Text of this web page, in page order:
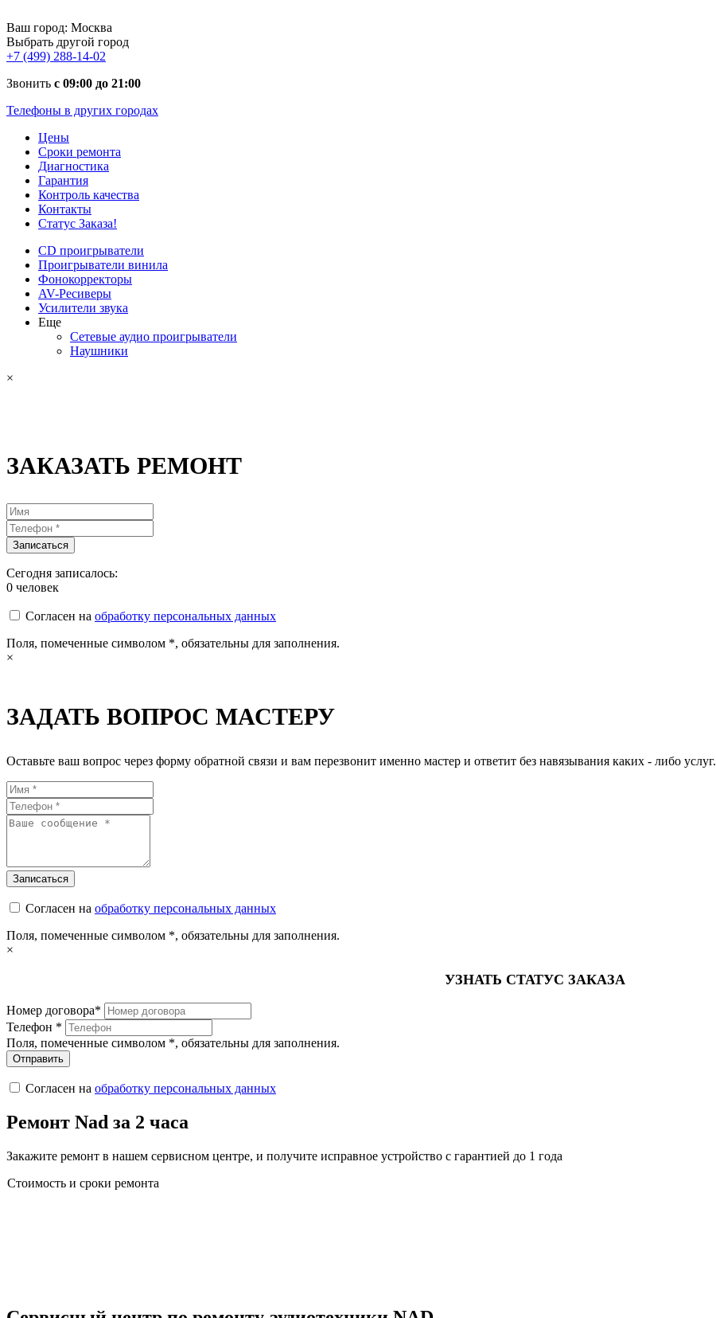
Ваш город: Москва
Выбрать другой город
+7 (499) 288-14-02
Звонить с 09:00 до 21:00
Телефоны в других городах
Цены
Сроки ремонта
Диагностика
Гарантия
Контроль качества
Контакты
Статус Заказа!
CD проигрыватели
Проигрыватели винила
Фонокорректоры
AV-Ресиверы
Усилители звука
Еще
Сетевые аудио проигрыватели
Наушники
×
ЗАКАЗАТЬ РЕМОНТ
Сегодня записалось:
0 человек
Согласен на обработку персональных данных
Поля, помеченные символом *, обязательны для заполнения.
×
ЗАДАТЬ ВОПРОС МАСТЕРУ
Оставьте ваш вопрос через форму обратной связи и вам перезвонит именно мастер и ответит без навязывания каких - либо услуг.
Согласен на обработку персональных данных
Поля, помеченные символом *, обязательны для заполнения.
×
УЗНАТЬ СТАТУС ЗАКАЗА
Номер договора*
Телефон *
Поля, помеченные символом *, обязательны для заполнения.
Отправить
Согласен на обработку персональных данных
Ремонт Nad за 2 часа
Закажите ремонт в нашем сервисном центре, и получите исправное устройство с гарантией до 1 года
Стоимость и сроки ремонта